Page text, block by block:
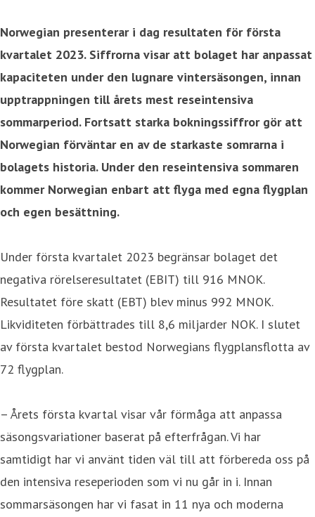
Norwegian presenterar i dag resultaten för första
kvartalet 2023. Siffrorna visar att bolaget har anpassat
kapaciteten under den lugnare vintersäsongen, innan
upptrappningen till årets mest reseintensiva
sommarperiod. Fortsatt starka bokningssiffror gör att
Norwegian förväntar en av de starkaste somrarna i
bolagets historia. Under den reseintensiva sommaren
kommer Norwegian enbart att flyga med egna flygplan
och egen besättning.
Under första kvartalet 2023 begränsar bolaget det
negativa rörelseresultatet (EBIT) till 916 MNOK.
Resultatet före skatt (EBT) blev minus 992 MNOK.
Likviditeten förbättrades till 8,6 miljarder NOK. I slutet
av första kvartalet bestod Norwegians flygplansflotta av
72 flygplan.
– Årets första kvartal visar vår förmåga att anpassa
säsongsvariationer baserat på efterfrågan. Vi har
samtidigt har vi använt tiden väl till att förbereda oss på
den intensiva reseperioden som vi nu går in i. Innan
sommarsäsongen har vi fasat in 11 nya och moderna